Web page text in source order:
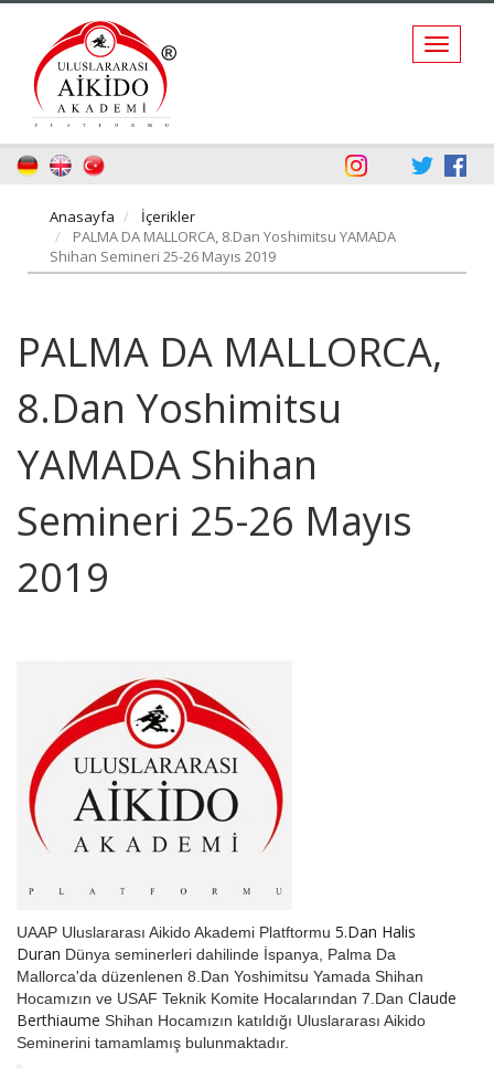
Anasayfa
İçerikler
PALMA DA MALLORCA, 8.Dan Yoshimitsu YAMADA
Shihan Semineri 25-26 Mayıs 2019
PALMA DA MALLORCA,
8.Dan Yoshimitsu
YAMADA Shihan
Semineri 25-26 Mayıs
2019
UAAP Uluslararası Aikido Akademi Platftormu 5.Dan Halis
Duran Dünya seminerleri dahilinde İspanya, Palma Da
Mallorca'da düzenlenen 8.Dan Yoshimitsu Yamada Shihan
Hocamızın ve USAF Teknik Komite Hocalarından 7.Dan Claude
Berthiaume Shihan Hocamızın katıldığı Uluslararası Aikido
Seminerini tamamlamış bulunmaktadır.